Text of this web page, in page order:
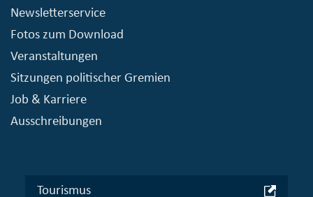
Newsletterservice
Fotos zum Download
Veranstaltungen
Sitzungen politischer Gremien
Job & Karriere
Ausschreibungen
Tourismus